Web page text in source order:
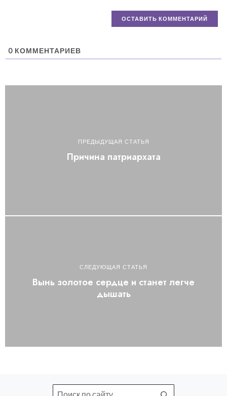
0 КОММЕНТАРИЕВ
ПРЕДЫДУЩАЯ СТАТЬЯ
Причина патриархата
СЛЕДУЮЩАЯ СТАТЬЯ
Вынь золотое сердце и станет легче
дышать